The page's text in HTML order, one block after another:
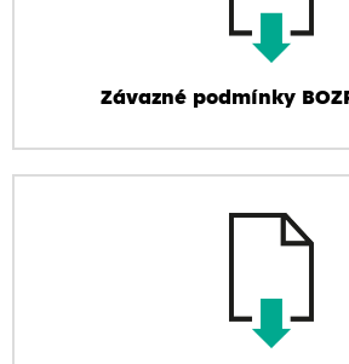
Závazné podmínky